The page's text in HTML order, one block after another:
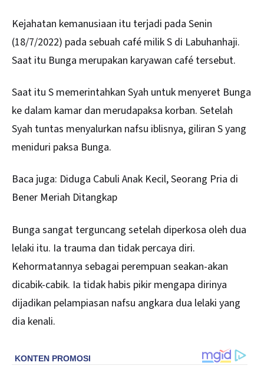
Kejahatan kemanusiaan itu terjadi pada Senin
(18/7/2022) pada sebuah café milik S di Labuhanhaji.
Saat itu Bunga merupakan karyawan café tersebut.
Saat itu S memerintahkan Syah untuk menyeret Bunga
ke dalam kamar dan merudapaksa korban. Setelah
Syah tuntas menyalurkan nafsu iblisnya, giliran S yang
meniduri paksa Bunga.
Baca juga: Diduga Cabuli Anak Kecil, Seorang Pria di
Bener Meriah Ditangkap
Bunga sangat terguncang setelah diperkosa oleh dua
lelaki itu. Ia trauma dan tidak percaya diri.
Kehormatannya sebagai perempuan seakan-akan
dicabik-cabik. Ia tidak habis pikir mengapa dirinya
dijadikan pelampiasan nafsu angkara dua lelaki yang
dia kenali.